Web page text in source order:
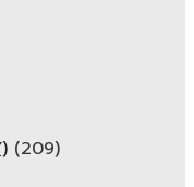
(209)